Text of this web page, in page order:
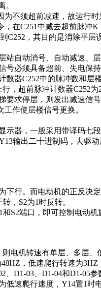
。
不须超前减速，故运行
在C251中减去超前脉冲
C252，其目的是消除平层
站自动消号、自动减速、
号必须具备超前、失电保
数器C252中的脉冲数和
，超前脉冲计数器C252
要求停层，则发出减速信
作使层楼信号更换。
示器，一般采用带译码七
输出二十进制码，去驱
下行。而电动机的正反决
，S2为1时反转。
S2端口，即可控制电动
电机转速有单层、多层、
，低速爬行转速为
、D1-03、D1-04和D1-05
低速爬行速度，Y14置1时